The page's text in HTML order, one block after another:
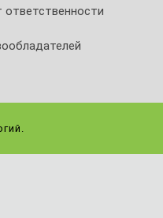
ответственности